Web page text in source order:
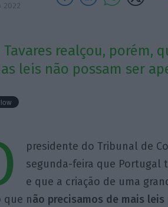
2022
Tavares realçou, porém,
leis não possam ser
presidente do Tribunal de
segunda-feira que Portugal
e que a criação de uma
que não precisamos de mais